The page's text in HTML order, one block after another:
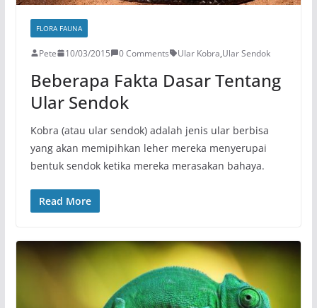
FLORA FAUNA
Pete 10/03/2015 0 Comments Ular Kobra,Ular Sendok
Beberapa Fakta Dasar Tentang
Ular Sendok
Kobra (atau ular sendok) adalah jenis ular berbisa
yang akan memipihkan leher mereka menyerupai
bentuk sendok ketika mereka merasakan bahaya.
Read More